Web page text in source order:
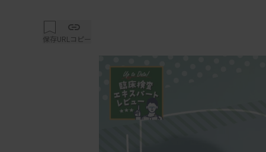
保存URLコピー